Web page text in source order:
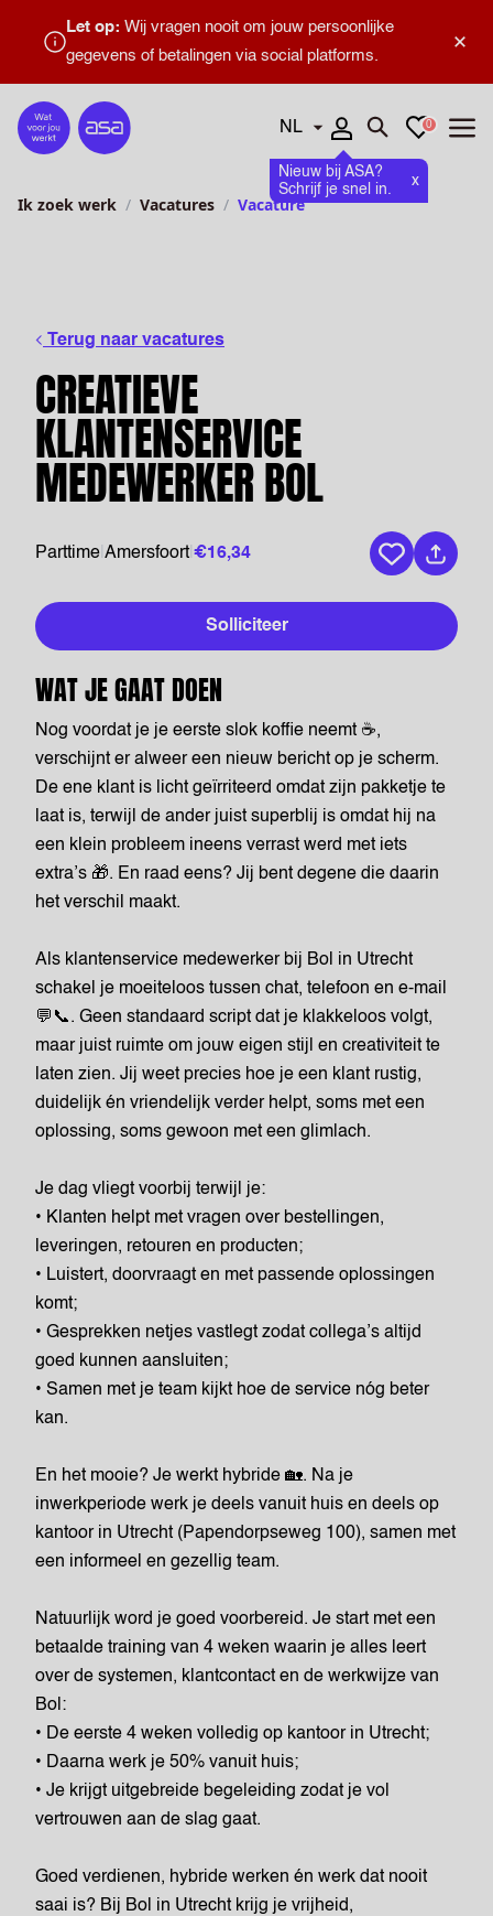
×
Let op: Wij vragen nooit om jouw persoonlijke
gegevens of betalingen via social platforms.
Home
Talen
Nieuw bij ASA?
Schrijf je snel in.
x
Zoeken openen
Favorieten
0
Ik zoek werk Vacatures Vacature
Terug naar vacatures
CREATIEVE
KLANTENSERVICE
MEDEWERKER BOL
Parttime Amersfoort €16,34
Bewaar
Solliciteer
WAT JE GAAT DOEN
Nog voordat je je eerste slok koffie neemt ☕,
verschijnt er alweer een nieuw bericht op je scherm.
De ene klant is licht geïrriteerd omdat zijn pakketje te
laat is, terwijl de ander juist superblij is omdat hij na
een klein probleem ineens verrast werd met iets
extra’s 🎁. En raad eens? Jij bent degene die daarin
het verschil maakt.
Als klantenservice medewerker bij Bol in Utrecht
schakel je moeiteloos tussen chat, telefoon en e-mail
💬📞. Geen standaard script dat je klakkeloos volgt,
maar juist ruimte om jouw eigen stijl en creativiteit te
laten zien. Jij weet precies hoe je een klant rustig,
duidelijk én vriendelijk verder helpt, soms met een
oplossing, soms gewoon met een glimlach.
Je dag vliegt voorbij terwijl je:
• Klanten helpt met vragen over bestellingen,
leveringen, retouren en producten;
• Luistert, doorvraagt en met passende oplossingen
komt;
• Gesprekken netjes vastlegt zodat collega’s altijd
goed kunnen aansluiten;
• Samen met je team kijkt hoe de service nóg beter
kan.
En het mooie? Je werkt hybride 🏡. Na je
inwerkperiode werk je deels vanuit huis en deels op
kantoor in Utrecht (Papendorpseweg 100), samen met
een informeel en gezellig team.
Natuurlijk word je goed voorbereid. Je start met een
betaalde training van 4 weken waarin je alles leert
over de systemen, klantcontact en de werkwijze van
Bol:
• De eerste 4 weken volledig op kantoor in Utrecht;
• Daarna werk je 50% vanuit huis;
• Je krijgt uitgebreide begeleiding zodat je vol
vertrouwen aan de slag gaat.
Goed verdienen, hybride werken én werk dat nooit
saai is? Bij Bol in Utrecht krijg je vrijheid,